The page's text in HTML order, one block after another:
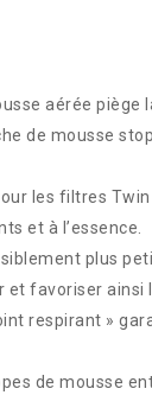
aérée piège
de mousse
les filtres
et à l’essence.
plus
favoriser ainsi
respirant »
de mousse